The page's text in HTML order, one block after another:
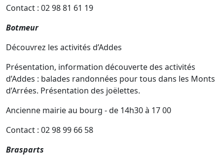
Contact : 02 98 81 61 19
Botmeur
Découvrez les activités d’Addes
Présentation, information découverte des activités
d’Addes : balades randonnées pour tous dans les Monts
d’Arrées. Présentation des joëlettes.
Ancienne mairie au bourg - de 14h30 à 17 00
Contact : 02 98 99 66 58
Brasparts